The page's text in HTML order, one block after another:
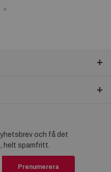
och få det
helt spamfritt.
Prenumerera